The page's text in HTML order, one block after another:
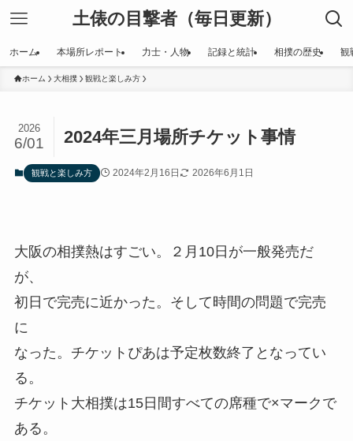
土俵の目撃者（毎日更新）
ホーム 本場所レポート 力士・人物 記録と統計 相撲の歴史 観
ホーム 大相撲 観戦と楽しみ方
2024年三月場所チケット事情
2026
6/01
観戦と楽しみ方 2024年2月16日 2026年6月1日
大阪の相撲熱はすごい。２月10日が一般発売だ
が、
初日で完売に近かった。そして時間の問題で完売
に
なった。チケットぴあは予定枚数終了となってい
る。
チケット大相撲は15日間すべての席種で×マークで
ある。